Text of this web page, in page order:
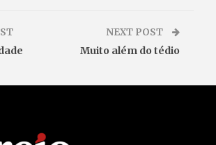
NEXT POST
Muito além do tédio